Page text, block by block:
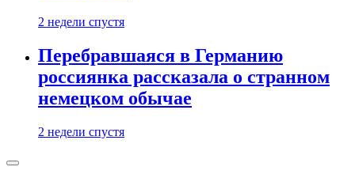
2 недели спустя
Перебравшаяся в Германию
россиянка рассказала о странном
немецком обычае
2 недели спустя